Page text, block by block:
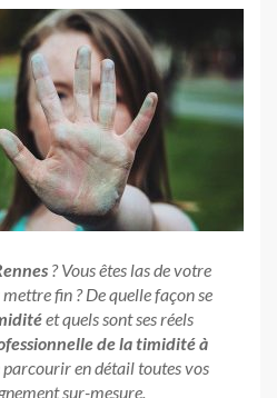
? Vous êtes las de votre
fin ? De quelle façon se
et quels sont ses réels
de la timidité à
parcourir en détail toutes vos
sur-mesure.